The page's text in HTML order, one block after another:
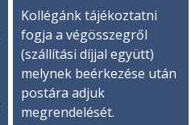
Kollégánk tájékoztatni
fogja a végösszegről
(szállítási díjjal együtt)
melynek beérkezése után
postára adjuk
megrendelését.